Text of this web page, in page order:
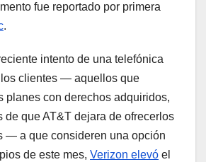
fue reportado por primera
.
intento de una telefónica
clientes — aquellos que
planes con derechos adquiridos,
de que AT&T dejara de ofrecerlos
— a que consideren una opción
de este mes, Verizon elevó el